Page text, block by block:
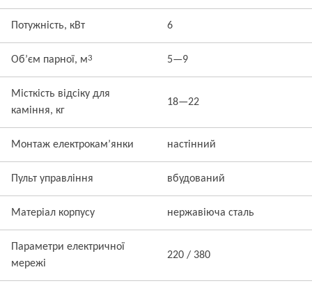
Потужність, кВт 6
Об’єм парної, м3 5—9
Місткість відсіку для
каміння, кг
18—22
Монтаж електрокам’янки настінний
Пульт управління вбудований
Матеріал корпусу нержавіюча сталь
Параметри електричної
мережі
220 / 380